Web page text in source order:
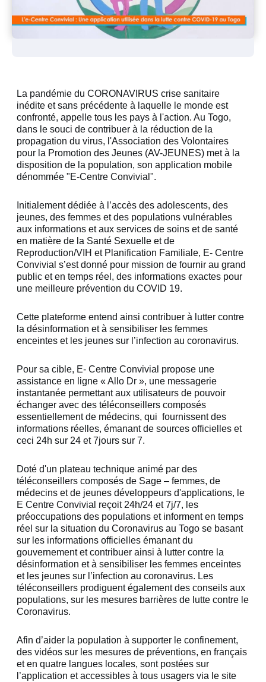
La pandémie du CORONAVIRUS crise sanitaire
inédite et sans précédente à laquelle le monde est
confronté, appelle tous les pays à l'action. Au Togo,
dans le souci de contribuer à la réduction de la
propagation du virus, l'Association des Volontaires
pour la Promotion des Jeunes (AV-JEUNES) met à la
disposition de la population, son application mobile
dénommée "E-Centre Convivial".
Initialement dédiée à l’accès des adolescents, des
jeunes, des femmes et des populations vulnérables
aux informations et aux services de soins et de santé
en matière de la Santé Sexuelle et de
Reproduction/VIH et Planification Familiale, E- Centre
Convivial s’est donné pour mission de fournir au grand
public et en temps réel, des informations exactes pour
une meilleure prévention du COVID 19.
Cette plateforme entend ainsi contribuer à lutter contre
la désinformation et à sensibiliser les femmes
enceintes et les jeunes sur l’infection au coronavirus.
Pour sa cible, E- Centre Convivial propose une
assistance en ligne « Allo Dr », une messagerie
instantanée permettant aux utilisateurs de pouvoir
échanger avec des téléconseillers composés
essentiellement de médecins, qui fournissent des
informations réelles, émanant de sources officielles et
ceci 24h sur 24 et 7jours sur 7.
Doté d'un plateau technique animé par des
téléconseillers composés de Sage – femmes, de
médecins et de jeunes développeurs d'applications, le
E Centre Convivial reçoit 24h/24 et 7j/7, les
préoccupations des populations et informent en temps
réel sur la situation du Coronavirus au Togo se basant
sur les informations officielles émanant du
gouvernement et contribuer ainsi à lutter contre la
désinformation et à sensibiliser les femmes enceintes
et les jeunes sur l’infection au coronavirus. Les
téléconseillers prodiguent également des conseils aux
populations, sur les mesures barrières de lutte contre le
Coronavirus.
Afin d’aider la population à supporter le confinement,
des vidéos sur les mesures de préventions, en français
et en quatre langues locales, sont postées sur
l’application et accessibles à tous usagers via le site